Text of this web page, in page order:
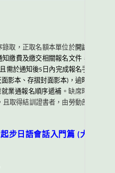
錄取，正取名額本單位於開課
知繳費及繳交相關報名文件 ，
且需於通知後5 日內完成報名手
影本、存摺封面影本) ，逾時
業通報名順序遞補 。缺席時
且取得結訓證書者，由勞動部
步日語會話入門篇 (大